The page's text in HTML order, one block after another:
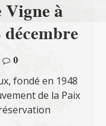
à
0
fondé en 1948
de la Paix